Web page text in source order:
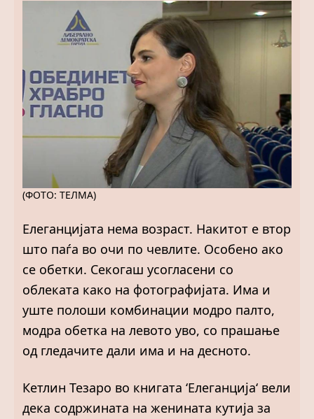
(ФОТО: ТЕЛМА)
Елеганцијата нема возраст. Накитот е втор
што паѓа во очи по чевлите. Особено ако
се обетки. Секогаш усогласени со
облеката како на фотографијата. Има и
уште полоши комбинации модро палто,
модра обетка на левото уво, со прашање
од гледачите дали има и на десното.
Кетлин Тезаро во книгата ‘Елеганција‘ вели
дека содржината на женината кутија за